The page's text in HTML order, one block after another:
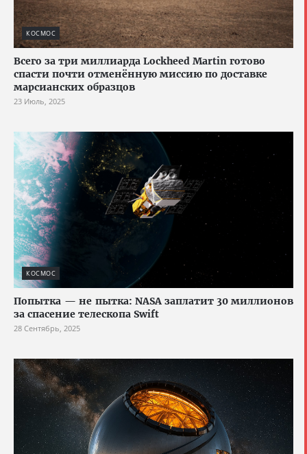
КОСМОС
Всего за три миллиарда Lockheed Martin готово
спасти почти отменённую миссию по доставке
марсианских образцов
23 Июль, 2025
КОСМОС
Попытка — не пытка: NASA заплатит 30 миллионов
за спасение телескопа Swift
28 Сентябрь, 2025